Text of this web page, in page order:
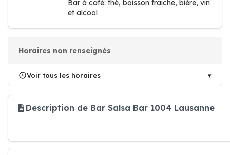
Bar à café: thé, boisson fraiche, bière, vin
et alcool
Horaires non renseignés
Voir tous les horaires
Description de Bar Salsa Bar 1004 Lausanne